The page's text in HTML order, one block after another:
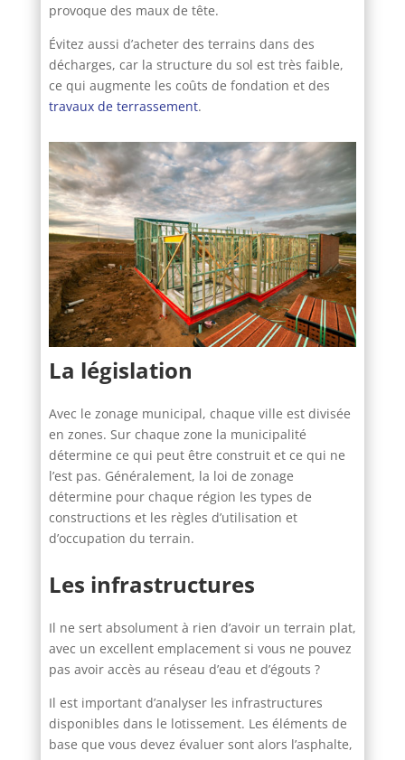
provoque des maux de tête.
Évitez aussi d’acheter des terrains dans des
décharges, car la structure du sol est très faible,
ce qui augmente les coûts de fondation et des
travaux de terrassement.
La législation
Avec le zonage municipal, chaque ville est divisée
en zones. Sur chaque zone la municipalité
détermine ce qui peut être construit et ce qui ne
l’est pas. Généralement, la loi de zonage
détermine pour chaque région les types de
constructions et les règles d’utilisation et
d’occupation du terrain.
Les infrastructures
Il ne sert absolument à rien d’avoir un terrain plat,
avec un excellent emplacement si vous ne pouvez
pas avoir accès au réseau d’eau et d’égouts ?
Il est important d’analyser les infrastructures
disponibles dans le lotissement. Les éléments de
base que vous devez évaluer sont alors l’asphalte,